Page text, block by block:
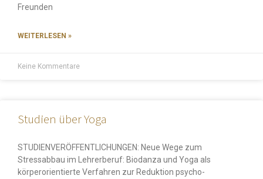
Freunden
WEITERLESEN »
Keine Kommentare
Studien über Yoga
STUDIENVERÖFFENTLICHUNGEN: Neue Wege zum
Stressabbau im Lehrerberuf: Biodanza und Yoga als
körperorientierte Verfahren zur Reduktion psycho-